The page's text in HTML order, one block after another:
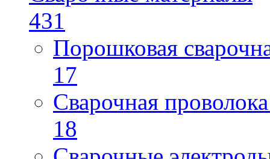
431
Порошковая
17
Сварочная
18